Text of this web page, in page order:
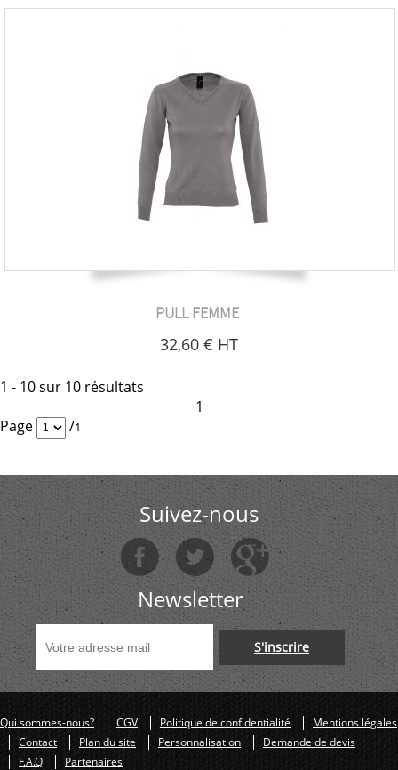
PULL FEMME
32,60 € HT
1 - 10 sur 10 résultats
1
Page
/1
Suivez-nous
Newsletter
S'inscrire
Qui sommes-nous? CGV Politique de confidentialité
Mentions légales
Contact
Plan du site Personnalisation
Demande de devis
F.A.Q
Partenaires